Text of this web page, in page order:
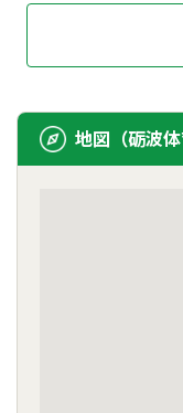
地図（砺波体